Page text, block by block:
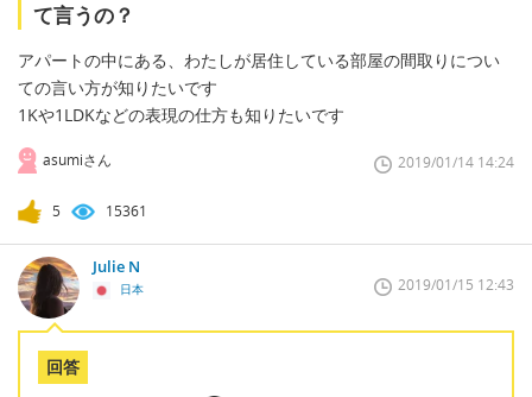
て言うの？
アパートの中にある、わたしが居住している部屋の間取りについ
ての言い方が知りたいです
1Kや1LDKなどの表現の仕方も知りたいです
asumiさん 2019/01/14 14:24
5 15361
Julie N
日本 2019/01/15 12:43
回答